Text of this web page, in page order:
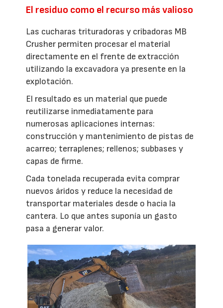
El residuo como el recurso más valioso
Las cucharas trituradoras y cribadoras MB
Crusher permiten procesar el material
directamente en el frente de extracción
utilizando la excavadora ya presente en la
explotación.
El resultado es un material que puede
reutilizarse inmediatamente para
numerosas aplicaciones internas:
construcción y mantenimiento de pistas de
acarreo; terraplenes; rellenos; subbases y
capas de firme.
Cada tonelada recuperada evita comprar
nuevos áridos y reduce la necesidad de
transportar materiales desde o hacia la
cantera. Lo que antes suponía un gasto
pasa a generar valor.